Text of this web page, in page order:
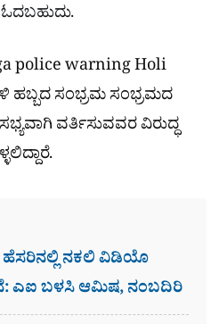
police warning Holi
ಹಬ್ಬದ ಸಂಭ್ರಮ ಸಂಭ್ರಮದ
ವರ್ತಿಸುವವರ ವಿರುದ್ಧ
ಹೆಸರಿನಲ್ಲಿ ನಕಲಿ ವಿಡಿಯೊ
ಎಐ ಬಳಸಿ ಆಮಿಷ, ನಂಬದಿರಿ